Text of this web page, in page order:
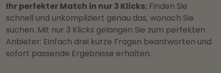
Ihr perfekter Match in nur 3 Klicks: Finden Sie
schnell und unkompliziert genau das, wonach Sie
suchen. Mit nur 3 Klicks gelangen Sie zum perfekten
Anbieter: Einfach drei kurze Fragen beantworten und
sofort passende Ergebnisse erhalten.